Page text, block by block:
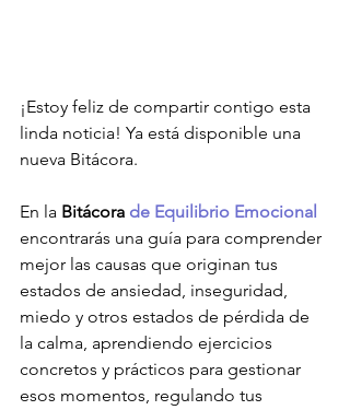
¡Estoy feliz de compartir contigo esta
linda noticia! Ya está disponible una
nueva Bitácora.
En la Bitácora de Equilibrio Emocional
encontrarás una guía para comprender
mejor las causas que originan tus
estados de ansiedad, inseguridad,
miedo y otros estados de pérdida de
la calma, aprendiendo ejercicios
concretos y prácticos para gestionar
esos momentos, regulando tus